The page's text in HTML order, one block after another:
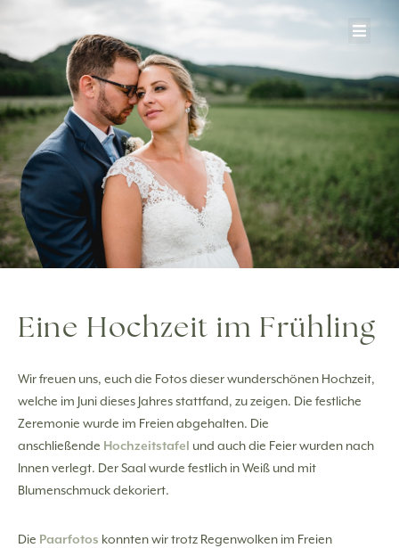
Inhalt
springen
Eine Hochzeit im Frühling
Wir freuen uns, euch die Fotos dieser wunderschönen Hochzeit,
welche im Juni dieses Jahres stattfand, zu zeigen. Die festliche
Zeremonie wurde im Freien abgehalten. Die
anschließende Hochzeitstafel und auch die Feier wurden nach
Innen verlegt. Der Saal wurde festlich in Weiß und mit
Blumenschmuck dekoriert.
Die Paarfotos konnten wir trotz Regenwolken im Freien